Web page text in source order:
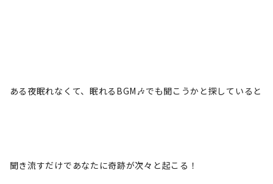
ある夜眠れなくて、眠れるBGM🎶でも聞こうかと探していると
聞き流すだけであなたに奇跡が次々と起こる！